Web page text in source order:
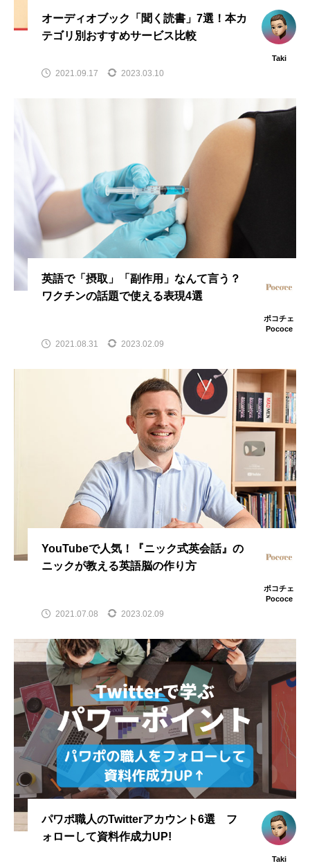
オーディオブック「聞く読書」7選！本カ
テゴリ別おすすめサービス比較
Taki
2021.09.17 2023.03.10
英語で「摂取」「副作用」なんて言う？
ワクチンの話題で使える表現4選
ポコチェ
Pococe
2021.08.31 2023.02.09
YouTubeで人気！『ニック式英会話』の
ニックが教える英語脳の作り方
ポコチェ
Pococe
2021.07.08 2023.02.09
パワポ職人のTwitterアカウント6選 フ
ォローして資料作成力UP!
Taki